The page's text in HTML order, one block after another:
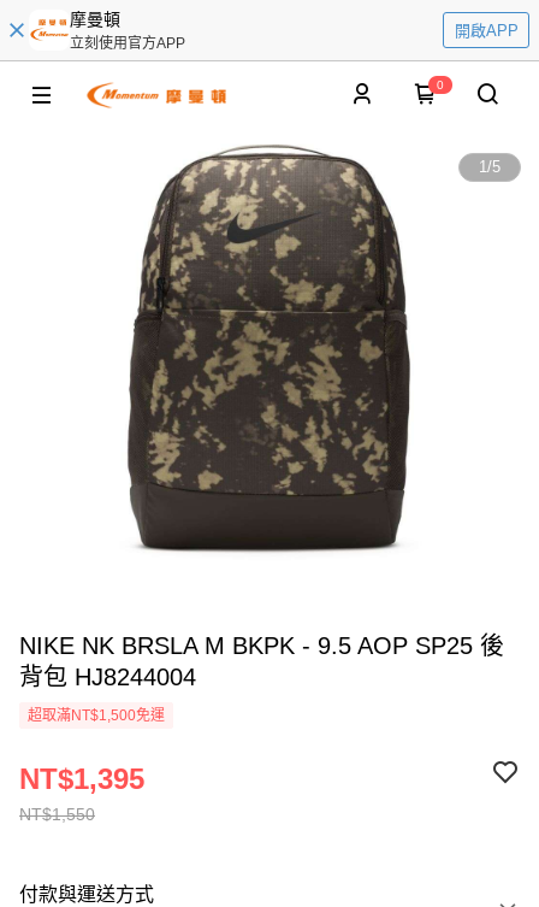
摩曼頓
立刻使用官方APP
開啟APP
0
1/5
NIKE NK BRSLA M BKPK - 9.5 AOP SP25 後
背包 HJ8244004
超取滿NT$1,500免運
NT$1,550
NT$1,395
付款與運送方式